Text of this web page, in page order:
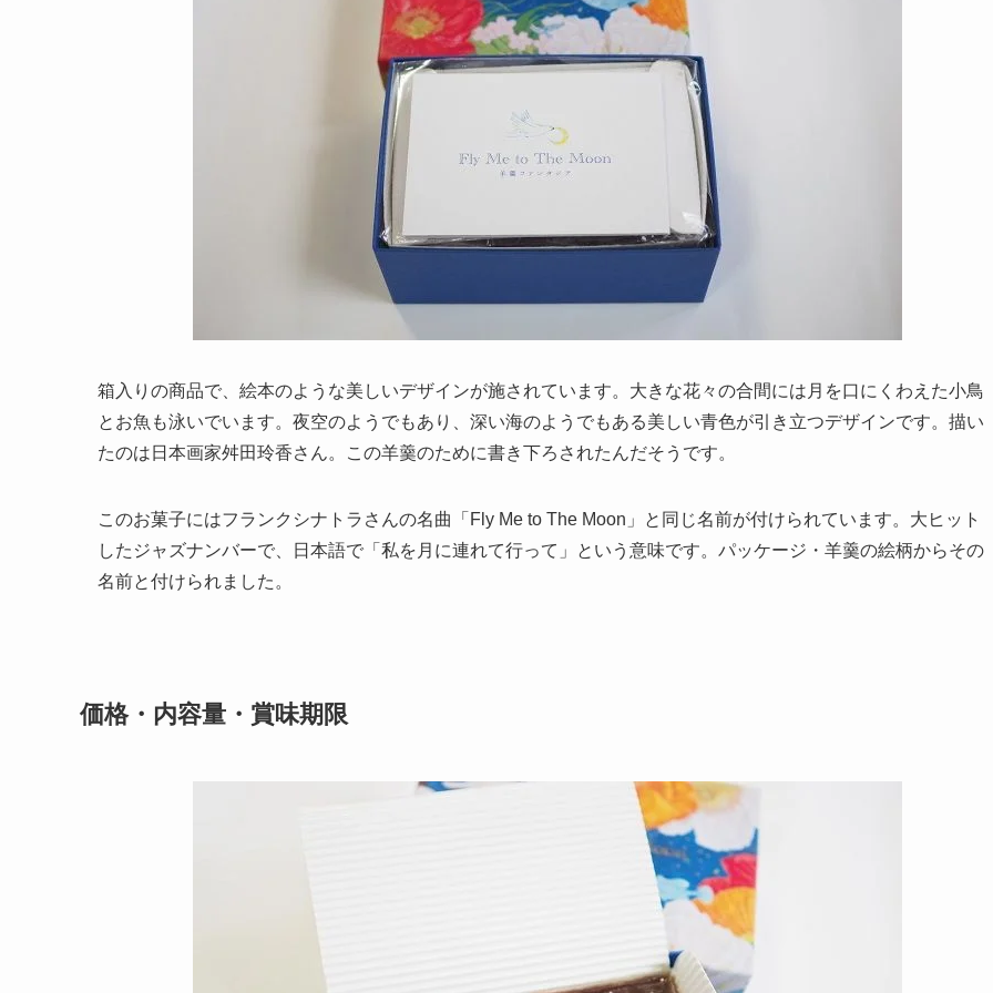
箱入りの商品で、絵本のような美しいデザインが施されています。大きな花々の合間には月を口にくわえた小鳥
とお魚も泳いでいます。夜空のようでもあり、深い海のようでもある美しい青色が引き立つデザインです。描い
たのは日本画家舛田玲香さん。この羊羹のために書き下ろされたんだそうです。
このお菓子にはフランクシナトラさんの名曲「Fly Me to The Moon」と同じ名前が付けられています。大ヒット
したジャズナンバーで、日本語で「私を月に連れて行って」という意味です。パッケージ・羊羹の絵柄からその
名前と付けられました。
価格・内容量・賞味期限